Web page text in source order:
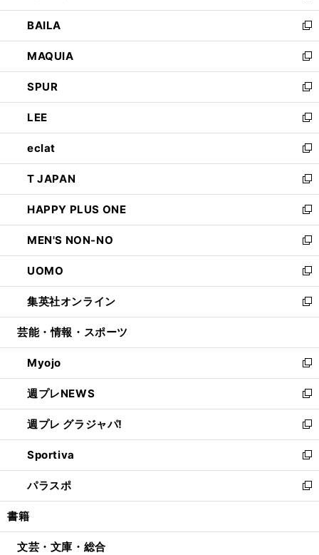
開
く
ウ
ィ
ン
ド
ウ
で
開
く
し
い
ウ
ィ
ン
ド
ウ
で
開
く
BAILA
新
し
い
ウ
ィ
ン
ド
ウ
で
開
く
MAQUIA
新
し
い
ウ
ィ
ン
ド
ウ
で
開
く
SPUR
新
し
い
ウ
ィ
ン
ド
ウ
で
開
く
LEE
新
し
い
ウ
ィ
ン
ド
ウ
で
開
く
eclat
新
し
い
ウ
ィ
ン
ド
ウ
で
開
く
T JAPAN
新
し
い
ウ
ィ
ン
ド
ウ
で
開
HAPPY PLUS ONE
新
し
い
ウ
ィ
ン
ド
ウ
開
く
MEN'S NON-NO
新
し
い
ウ
ィ
ン
ウ
で
開
く
UOMO
新
し
い
ウ
ン
ド
ウ
で
開
く
集英社オンライン
新
し
ウ
ィ
ン
ド
ウ
で
開
く
芸能・情報・スポーツ
Myojo
新
し
い
ウ
ィ
ン
ド
ウ
で
開
週プレNEWS
新
し
い
ウ
ィ
ン
ド
ウ
開
週プレ グラジャパ!
新
し
い
ウ
ィ
ン
ウ
Sportiva
新
し
い
ウ
ン
パラスポ
新
し
ウ
書籍
文芸・文庫・総合